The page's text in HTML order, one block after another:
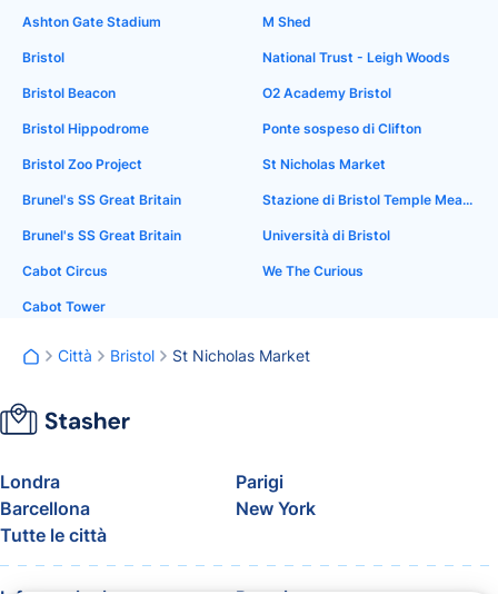
Ashton Gate Stadium
Bristol
Bristol Beacon
Bristol Hippodrome
Bristol Zoo Project
Brunel's SS Great Britain
Brunel's SS Great Britain
Cabot Circus
Cabot Tower
M Shed
National Trust - Leigh Woods
O2 Academy Bristol
Ponte sospeso di Clifton
St Nicholas Market
Stazione di Bristol Temple Meads
Università di Bristol
We The Curious
Città Bristol St Nicholas Market
Londra
Parigi
Barcellona
New York
Tutte le città